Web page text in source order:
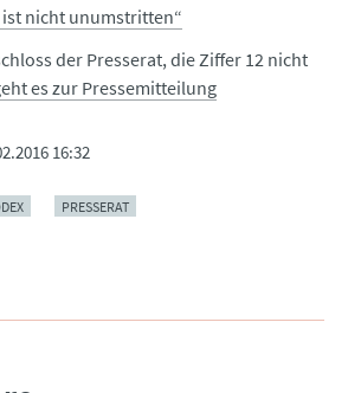
ist nicht unumstritten“
der Presserat, die Ziffer 12 nicht
es zur Pressemitteilung
16:32
PRESSERAT